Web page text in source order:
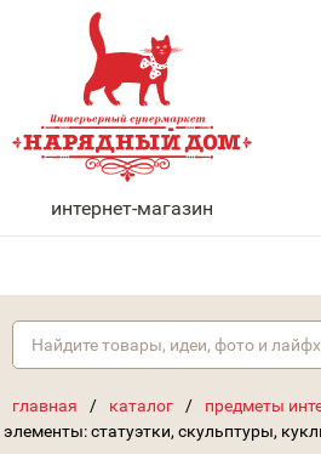
НАРЯДНЫЙ ДОМ
интернет-магазин
главная / каталог / предметы
элементы: статуэтки, скульптуры,